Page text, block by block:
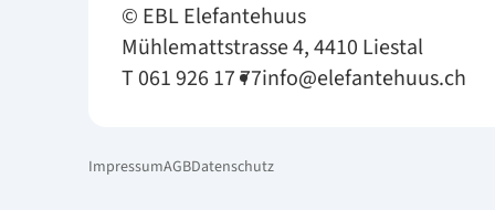
© EBL Elefantehuus
Mühlemattstrasse 4, 4410 Liestal
T 061 926 17 77info@elefantehuus.ch
ImpressumAGBDatenschutz